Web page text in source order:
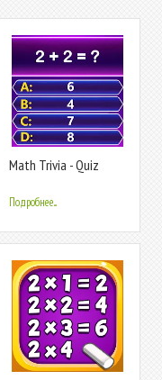
Math Trivia - Quiz
Подробнее...